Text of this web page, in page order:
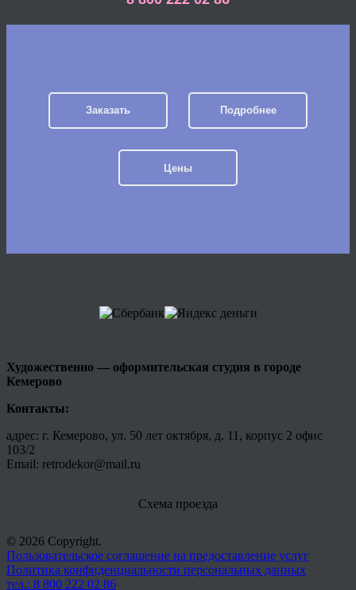
Заказать Подробнее
Цены
Художественно — оформительская студия в городе
Кемерово
Контакты:
адрес: г. Кемерово, ул. 50 лет октября, д. 11, корпус 2 офис
103/2
Email: retrodekor@mail.ru
Схема проезда
© 2026 Copyright.
Пользовательское соглашение на предоставление услуг
Политика конфиденциальности персональных данных
тел.: 8 800 222 02 86